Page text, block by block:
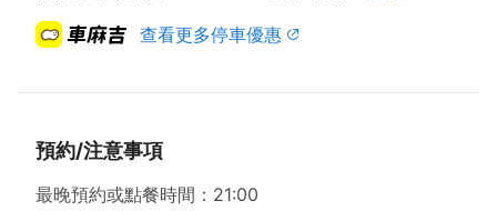
查看更多停車優惠
預約/注意事項
最晚預約或點餐時間：21:00